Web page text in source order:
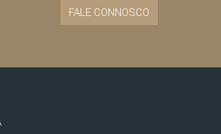
FALE CONNOSCO